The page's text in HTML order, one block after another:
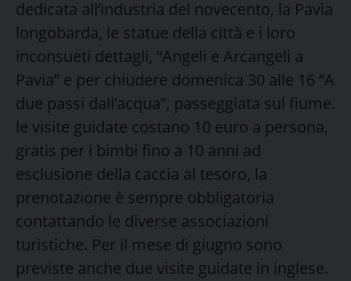
dedicata all’industria del novecento, la Pavia
longobarda, le statue della città e i loro
inconsueti dettagli, “Angeli e Arcangeli a
Pavia” e per chiudere domenica 30 alle 16 “A
due passi dall’acqua”, passeggiata sul fiume.
le visite guidate costano 10 euro a persona,
gratis per i bimbi fino a 10 anni ad
esclusione della caccia al tesoro, la
prenotazione è sempre obbligatoria
contattando le diverse associazioni
turistiche. Per il mese di giugno sono
previste anche due visite guidate in inglese.